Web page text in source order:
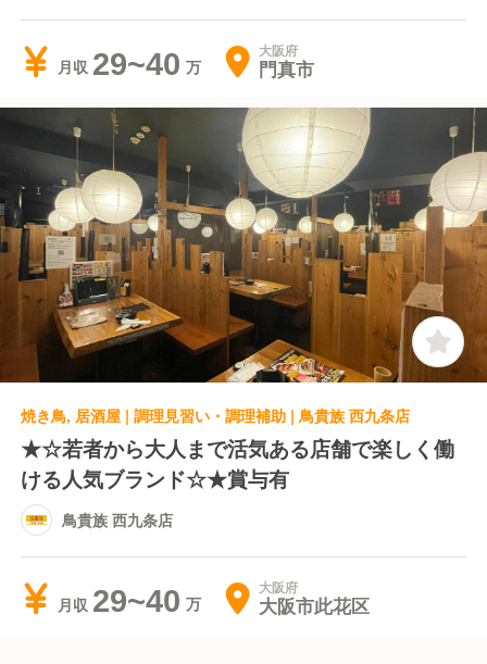
月収 29~40 大阪府
門真市
焼き鳥, 居酒屋 | 調理見習い・調理補助 | 鳥貴族 西九条店
★☆若者から大人まで活気ある店舗で楽しく働
ける人気ブランド☆★賞与有
鳥貴族 西九条店
月収 29~40 大阪府
大阪市此花区